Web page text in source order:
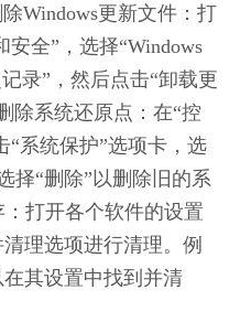
Windows更新文件：打
安全”，选择“Windows
录”，然后点击“卸载更
除系统还原点：在“控
“系统保护”选项卡，选
择“删除”以删除旧的系
打开各个软件的设置
理选项进行清理。例
其设置中找到并清